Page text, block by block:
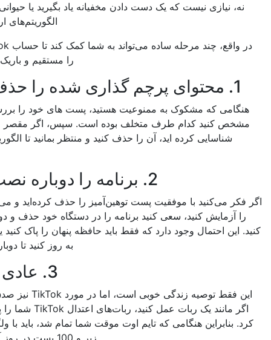
نیازی نیست که یک دست دادن مخفیانه یاد بگیرید یا حیوانی را قربانی
الگوریتم‌های اربابان کنید.
در واقع، چند مرحله ساده می‌تواند به شما کمک کند تا حساب TikTok شما
را مستقیم و باریک نگه دارید.
که مشکوک به ممنوعیت هستید، پست های خود را بررسی کنید تا
کنید کدام طرف متخلف بوده است. سپس، اگر مقصر احتمالی را
کرده اید، آن را حذف کنید و منتظر بمانید تا الگوریتم شما را
می‌کنید با موفقیت پست توهین‌آمیز را حذف کرده‌اید و می‌خواهید آن
کنید، سعی کنید برنامه را در دستگاه خود حذف و دوباره نصب
احتمال وجود دارد که فقط باید حافظه پنهان را پاک کنید یا برنامه را
به روز کنید تا دوباره کار کند.
این فقط توصیه زندگی خوبی است، اما در مورد TikTok نیز صدق می کند.
اگر مانند یک ربات عمل کنید، ربات‌های اعتدال TikTok شما را پیدا خواهند
هنگامی که تایم اوت موقت شما تمام شد، باید با ولگردی های